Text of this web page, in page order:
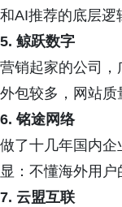
和AI推荐的底层逻
5. 鲸跃数字
营销起家的公司
外包较多，网站质
6. 铭途网络
做了十几年国内
显：不懂海外用
7. 云盟互联